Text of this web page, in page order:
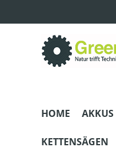
HOME AKKUS
KETTENSÄGEN